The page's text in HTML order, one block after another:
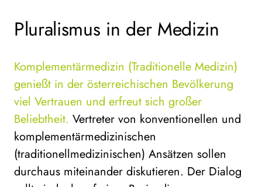
Pluralismus in der Medizin
Komplementärmedizin (Traditionelle Medizin)
genießt in der österreichischen Bevölkerung
viel Vertrauen und erfreut sich großer
Beliebtheit. Vertreter von konventionellen und
komplementärmedizinischen
(traditionellmedizinischen) Ansätzen sollen
durchaus miteinander diskutieren. Der Dialog